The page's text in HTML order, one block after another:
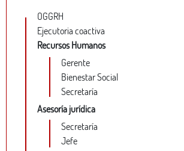
OGGRH
Ejecutoria coactiva
Recursos Humanos
Gerente
Bienestar Social
Secretaría
Asesoría jurídica
Secretaría
Jefe